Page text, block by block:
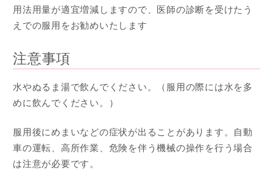
用法用量が適宜増減しますので、医師の診断を受けたう
えでの服用をお勧めいたします
注意事項
水やぬるま湯で飲んでください。（服用の際には水を多
めに飲んでください。）
服用後にめまいなどの症状が出ることがあります。自動
車の運転、高所作業、危険を伴う機械の操作を行う場合
は注意が必要です。